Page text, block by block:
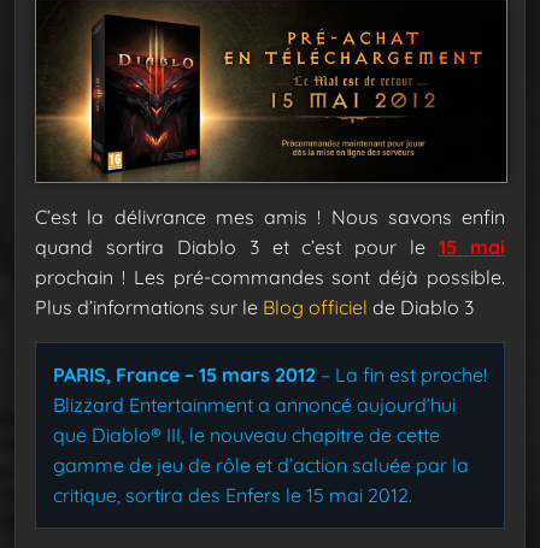
C’est la délivrance mes amis ! Nous savons enfin
quand sortira Diablo 3 et c’est pour le15 mai
prochain ! Les pré-commandes sont déjà possible.
Plus d’informations sur le Blog officiel de Diablo 3
PARIS, France – 15 mars 2012 – La fin est proche!
Blizzard Entertainment a annoncé aujourd’hui
que Diablo® III, le nouveau chapitre de cette
gamme de jeu de rôle et d’action saluée par la
critique, sortira des Enfers le 15 mai 2012.